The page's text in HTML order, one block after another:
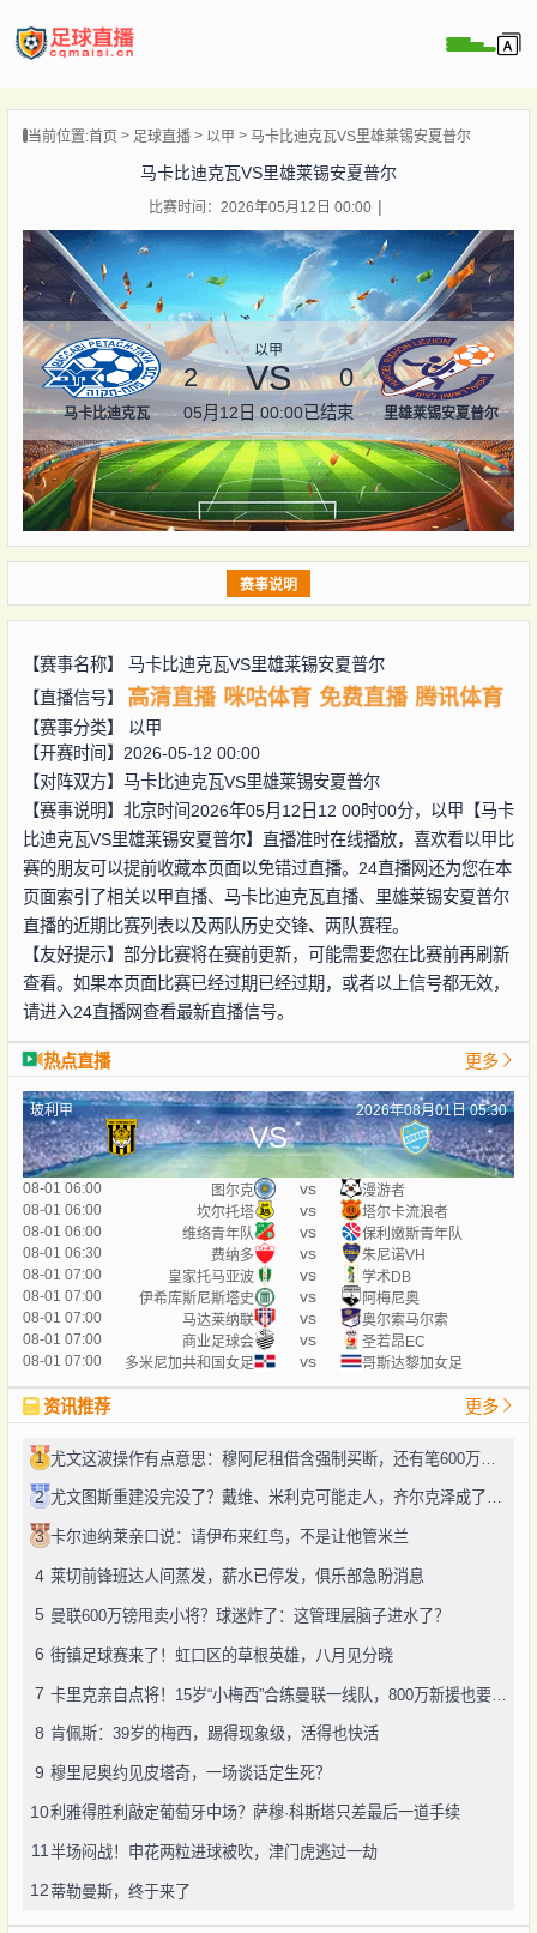
播
闻
当前位置:首页 足球直播 以甲 马卡比迪克瓦VS里雄莱锡安夏普尔
马卡比迪克瓦VS里雄莱锡安夏普尔
比赛时间：2026年05月12日 00:00
马卡比迪克瓦
以甲
2 VS 0
05月12日 00:00已结束 里雄莱锡安夏普尔
赛事说明
【赛事名称】 马卡比迪克瓦VS里雄莱锡安夏普尔
【直播信号】
高清直播 咪咕体育 免费直播 腾讯体育
【赛事分类】 以甲
【开赛时间】2026-05-12 00:00
【对阵双方】 马卡比迪克瓦VS里雄莱锡安夏普尔
【赛事说明】北京时间2026年05月12日12 00时00分，以甲【马卡
比迪克瓦VS里雄莱锡安夏普尔】直播准时在线播放，喜欢看以甲比
赛的朋友可以提前收藏本页面以免错过直播。24直播网还为您在本
页面索引了相关以甲直播、马卡比迪克瓦直播、里雄莱锡安夏普尔
直播的近期比赛列表以及两队历史交锋、两队赛程。
【友好提示】部分比赛将在赛前更新，可能需要您在比赛前再刷新
查看。如果本页面比赛已经过期已经过期，或者以上信号都无效，
请进入24直播网查看最新直播信号。
热点直播 更多
玻利甲 2026年08月01日 05:30
VS
08-01 06:00 图尔克 vs
漫游者
08-01 06:00
坎尔托塔 vs
塔尔卡流浪者
08-01 06:00
维络青年队 vs
保利嫩斯青年队
08-01 06:30
费纳多 vs
朱尼诺VH
08-01 07:00
皇家托马亚波 vs
学术DB
08-01 07:00
伊希库斯尼斯塔史 vs
阿梅尼奥
08-01 07:00
马达莱纳联 vs
奥尔索马尔索
08-01 07:00
商业足球会 vs
圣若昂EC
08-01 07:00
多米尼加共和国女足 vs 哥斯达黎加女足
资讯推荐 更多
1 尤文这波操作有点意思：穆阿尼租借含强制买断，还有笔600万奖金悬了
2 尤文图斯重建没完没了？戴维、米利克可能走人，齐尔克泽成了新目标
3 卡尔迪纳莱亲口说：请伊布来红鸟，不是让他管米兰
4 莱切前锋班达人间蒸发，薪水已停发，俱乐部急盼消息
5 曼联600万镑甩卖小将？球迷炸了：这管理层脑子进水了？
6 街镇足球赛来了！虹口区的草根英雄，八月见分晓
7 卡里克亲自点将！15岁“小梅西”合练曼联一线队，800万新援也要露脸
8 肯佩斯：39岁的梅西，踢得现象级，活得也快活
9 穆里尼奥约见皮塔奇，一场谈话定生死？
10利雅得胜利敲定葡萄牙中场？萨穆·科斯塔只差最后一道手续
11半场闷战！申花两粒进球被吹，津门虎逃过一劫
12 蒂勒曼斯，终于来了